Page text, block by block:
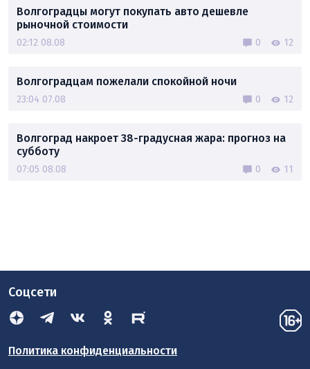
Волгоградцы могут покупать авто дешевле
рыночной стоимости
02:12 08.08 0 12
Волгоградцам пожелали спокойной ночи
23:04 07.08 0 12
Волгоград накроет 38-градусная жара: прогноз на
субботу
07:05 08.08 0 11
Соцсети
Политика конфиденциальности